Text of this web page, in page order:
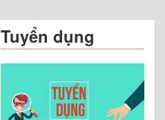
Tuyển dụng